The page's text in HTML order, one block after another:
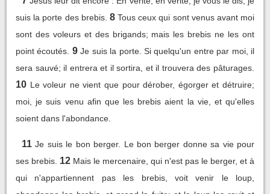
suis la porte des brebis. 8 Tous ceux qui sont venus avant moi
sont des voleurs et des brigands; mais les brebis ne les ont
point écoutés. 9 Je suis la porte. Si quelqu'un entre par moi, il
sera sauvé; il entrera et il sortira, et il trouvera des pâturages.
10 Le voleur ne vient que pour dérober, égorger et détruire;
moi, je suis venu afin que les brebis aient la vie, et qu'elles
soient dans l'abondance.
11 Je suis le bon berger. Le bon berger donne sa vie pour
ses brebis. 12 Mais le mercenaire, qui n'est pas le berger, et à
qui n'appartiennent pas les brebis, voit venir le loup,